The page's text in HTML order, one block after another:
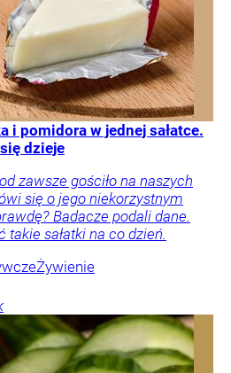
i pomidora w jednej sałatce.
dzieje
zawsze gościło na naszych
się o jego niekorzystnym
Badacze podali dane.
sałatki na co dzień.
Żywienie